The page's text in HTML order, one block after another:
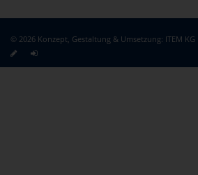
© 2026 Konzept, Gestaltung & Umsetzung: ITEM KG